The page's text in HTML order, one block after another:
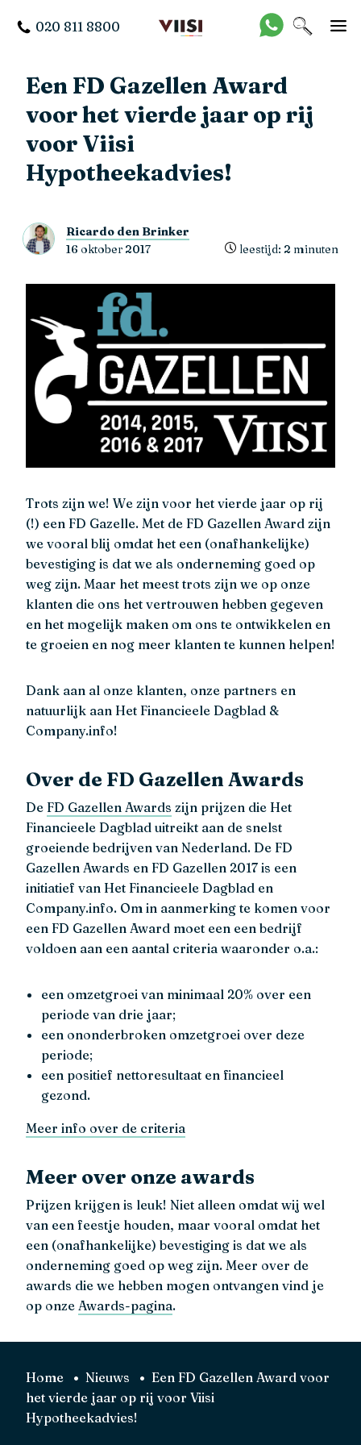
020 811 8800
Een FD Gazellen Award
voor het vierde jaar op rij
voor Viisi
Hypotheekadvies!
Ricardo den Brinker
16 oktober 2017
leestijd: 2 minuten
Trots zijn we! We zijn voor het vierde jaar op rij
(!) een FD Gazelle. Met de FD Gazellen Award zijn
we vooral blij omdat het een (onafhankelijke)
bevestiging is dat we als onderneming goed op
weg zijn. Maar het meest trots zijn we op onze
klanten die ons het vertrouwen hebben gegeven
en het mogelijk maken om ons te ontwikkelen en
te groeien en nog meer klanten te kunnen helpen!
Dank aan al onze klanten, onze partners en
natuurlijk aan Het Financieele Dagblad &
Company.info!
Over de FD Gazellen Awards
De FD Gazellen Awards zijn prijzen die Het
Financieele Dagblad uitreikt aan de snelst
groeiende bedrijven van Nederland. De FD
Gazellen Awards en FD Gazellen 2017 is een
initiatief van Het Financieele Dagblad en
Company.info. Om in aanmerking te komen voor
een FD Gazellen Award moet een een bedrijf
voldoen aan een aantal criteria waaronder o.a.:
een omzetgroei van minimaal 20% over een
periode van drie jaar;
een ononderbroken omzetgroei over deze
periode;
een positief nettoresultaat en financieel
gezond.
Meer info over de criteria
Meer over onze awards
Prijzen krijgen is leuk! Niet alleen omdat wij wel
van een feestje houden, maar vooral omdat het
een (onafhankelijke) bevestiging is dat we als
onderneming goed op weg zijn. Meer over de
awards die we hebben mogen ontvangen vind je
op onze Awards-pagina.
Home Nieuws
Een FD Gazellen Award voor
het vierde jaar op rij voor Viisi
Hypotheekadvies!